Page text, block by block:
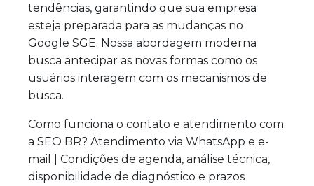
tendências, garantindo que sua empresa
esteja preparada para as mudanças no
Google SGE. Nossa abordagem moderna
busca antecipar as novas formas como os
usuários interagem com os mecanismos de
busca.
Como funciona o contato e atendimento com
a SEO BR? Atendimento via WhatsApp e e-
mail | Condições de agenda, análise técnica,
disponibilidade de diagnóstico e prazos